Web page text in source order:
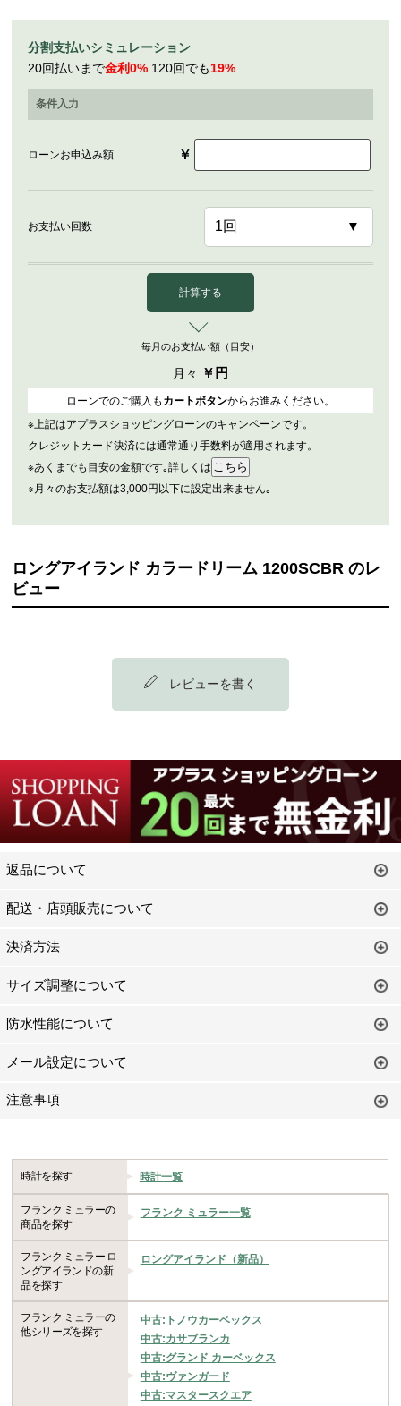
分割支払いシミュレーション
20回払いまで金利0% 120回でも19%
条件入力
ローンお申込み額 ￥
お支払い回数
計算する
毎月のお支払い額（目安）
月々 ￥ 円
ローンでのご購入も カートボタンからお進みください。
※上記はアプラスショッピングローンのキャンペーンです。
クレジットカード決済には通常通り手数料が適用されます。
※あくまでも目安の金額です｡詳しくは
※月々のお支払額は3,000円以下に設定出来ません｡
ロングアイランド カラードリーム 1200SCBR のレ
ビュー
レビューを書く
返品について
配送・店頭販売について
決済方法
サイズ調整について
防水性能について
メール設定について
注意事項
時計を探す 時計一覧
フランク ミュラーの
商品を探す
フランク ミュラー一覧
フランク ミュラー ロ
ングアイランドの新
品を探す
ロングアイランド（新品）
フランク ミュラーの
他シリーズを探す
中古:トノウカーベックス
中古:カサブランカ
中古:グランド カーベックス
中古:ヴァンガード
中古:マスタースクエア